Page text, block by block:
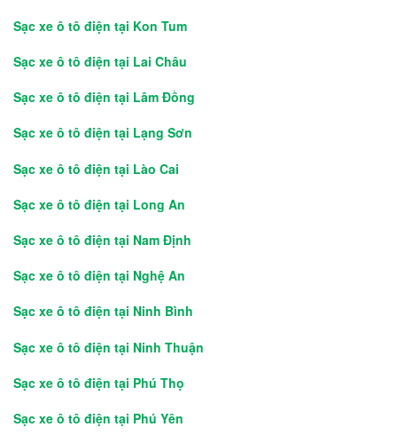
Sạc xe ô tô điện tại Kon Tum
Sạc xe ô tô điện tại Lai Châu
Sạc xe ô tô điện tại Lâm Đồng
Sạc xe ô tô điện tại Lạng Sơn
Sạc xe ô tô điện tại Lào Cai
Sạc xe ô tô điện tại Long An
Sạc xe ô tô điện tại Nam Định
Sạc xe ô tô điện tại Nghệ An
Sạc xe ô tô điện tại Ninh Bình
Sạc xe ô tô điện tại Ninh Thuận
Sạc xe ô tô điện tại Phú Thọ
Sạc xe ô tô điện tại Phú Yên